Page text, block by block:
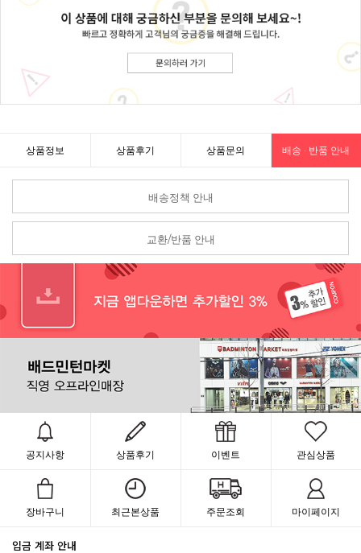
상품정보 상품후기 상품문의 배송 · 반품 안내
배송정책 안내
교환/반품 안내
공지사항 상품후기 이벤트 관심상품
장바구니 최근본상품 주문조회 마이페이지
입금 계좌 안내